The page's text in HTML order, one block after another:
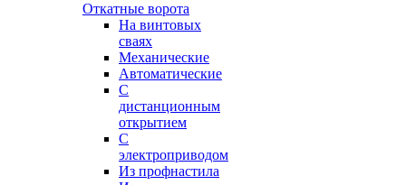
Откатные ворота
На винтовых
сваях
Механические
Автоматические
С
дистанционным
открытием
С
электроприводом
Из профнастила